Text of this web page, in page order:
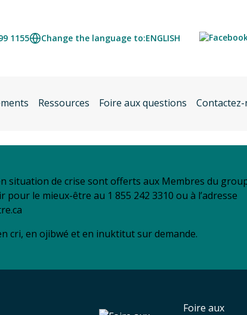
1155 Change the language to:ENGLISH
Ressources Foire aux questions
situation de crise sont offerts aux Membres du
pour le mieux-être au 1 855 242 3310 ou à l’adresse
cri, en ojibwé et en inuktitut sur demande.
Foire aux